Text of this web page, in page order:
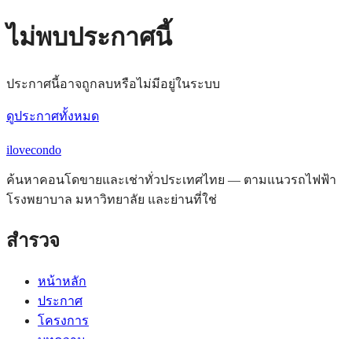
ไม่พบประกาศนี้
ประกาศนี้อาจถูกลบหรือไม่มีอยู่ในระบบ
ดูประกาศทั้งหมด
ilovecondo
ค้นหาคอนโดขายและเช่าทั่วประเทศไทย — ตามแนวรถไฟฟ้า
โรงพยาบาล มหาวิทยาลัย และย่านที่ใช่
สำรวจ
หน้าหลัก
ประกาศ
โครงการ